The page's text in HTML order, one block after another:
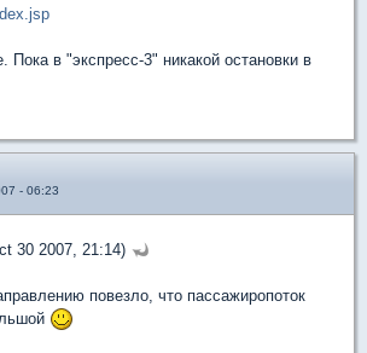
Пока в "экспресс-3" никакой остановки в
- 06:23
30 2007, 21:14)
повезло, что пассажиропоток